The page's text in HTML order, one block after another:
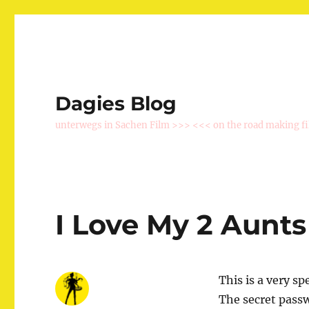
Dagies Blog
unterwegs in Sachen Film >>> <<< on the road making
I Love My 2 Aunts
This is a very
The secret